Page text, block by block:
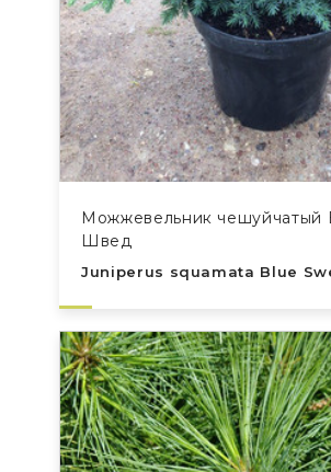
Можжевельник чешуйчатый
Швед
Juniperus squamata Blue